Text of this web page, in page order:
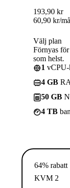
193,90 kr
60,90 kr/
Välj plan
Förnyas
som helst.
1 vCPU-
4 GB
50 GB
4 TB
64% rabatt
KVM 2